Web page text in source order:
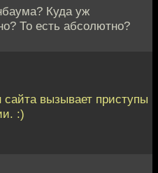
Куда уж
То есть абсолютно?
вызывает приступы
:)